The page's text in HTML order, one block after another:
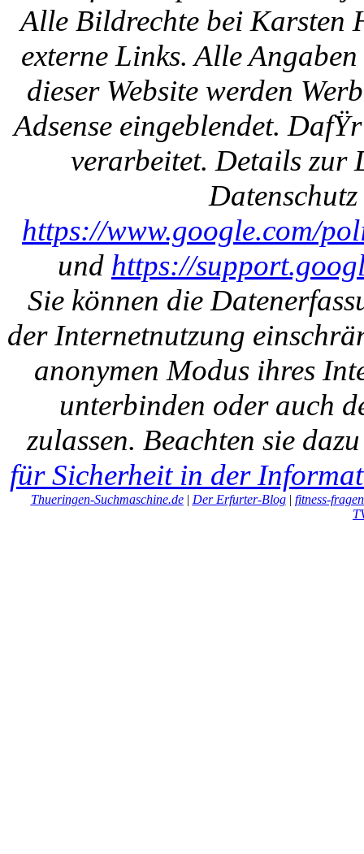
Alle Bildrechte bei Karsten
externe Links. Alle
dieser Website werden
Adsense eingeblendet.
verarbeitet. Details zur
https://www.google.com/
und https://
Sie können die
der Internetnutzung
anonymen Modus ihres
unterbinden oder auch
zulassen. Beachten sie
für Sicherheit in der
Thueringen-Suchmaschine.de| Der Erfurter-Blog| fitness-